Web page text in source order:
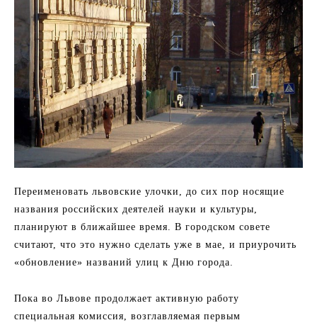
Переименовать львовские улочки, до сих пор носящие
названия российских деятелей науки и культуры,
планируют в ближайшее время. В городском совете
считают, что это нужно сделать уже в мае, и приурочить
«обновление» названий улиц к Дню города.
Пока во Львове продолжает активную работу
специальная комиссия, возглавляемая первым